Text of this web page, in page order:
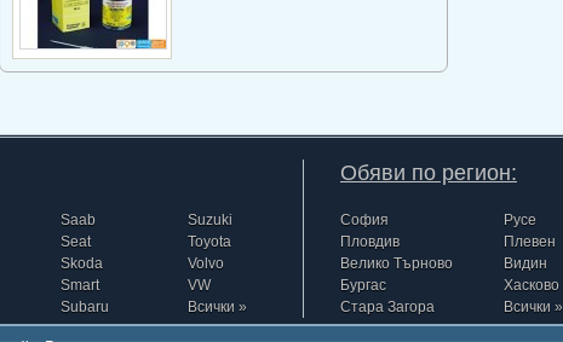
Saab
Seat
Skoda
Smart
Subaru
Suzuki
Toyota
Volvo
VW
Всички »
Обяви по регион:
София
Пловдив
Велико Търново
Бургас
Стара Загора
Русе
Плевен
Видин
Хасково
Всички »